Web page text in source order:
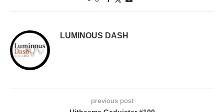
LUMINOUS DASH
previous post